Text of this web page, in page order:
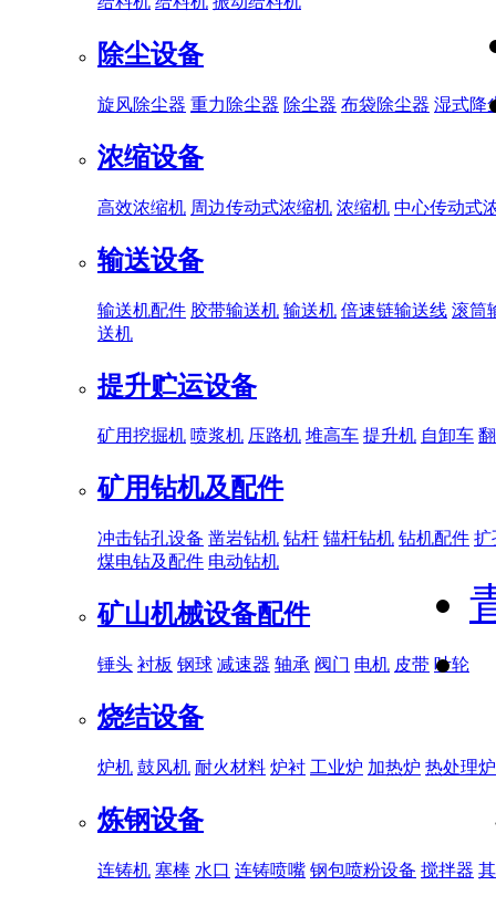
除尘设备
旋风除尘器 重力除尘器 除尘器 布袋除尘器 湿式降
浓缩设备
高效浓缩机 周边传动式浓缩机 浓缩机 中心传动式
输送设备
输送机配件 胶带输送机 输送机 倍速链输送线 滚筒
送机
提升贮运设备
矿用挖掘机 喷浆机 压路机 堆高车 提升机 自卸车
矿用钻机及配件
冲击钻孔设备 凿岩钻机 钻杆 锚杆钻机 钻机配件 扩
煤电钻及配件 电动钻机
矿山机械设备配件
锤头 衬板 钢球 减速器 轴承 阀门 电机 皮带 叶轮
烧结设备
炉机 鼓风机 耐火材料 炉衬 工业炉 加热炉 热处理炉
炼钢设备
连铸机 塞棒 水口 连铸喷嘴 钢包喷粉设备 搅拌器